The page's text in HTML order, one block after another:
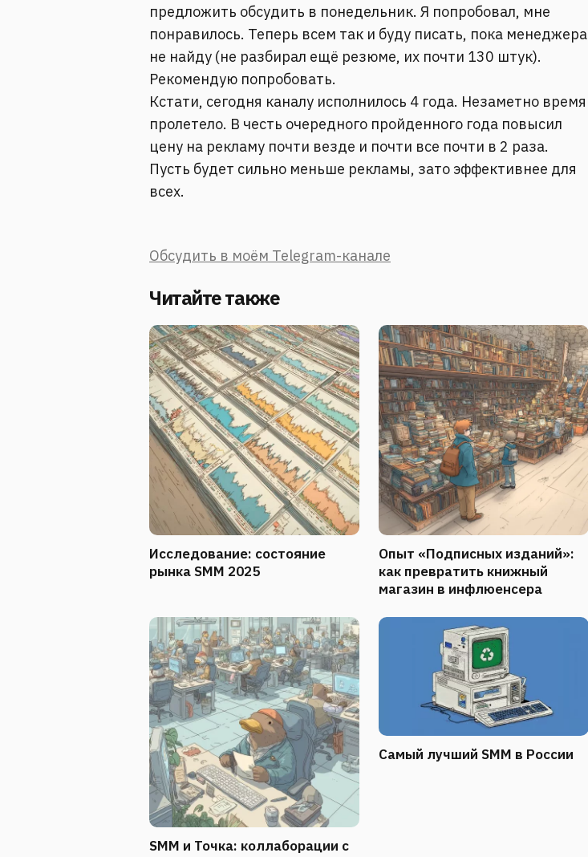
предложить обсудить в понедельник. Я попробовал, мне
понравилось. Теперь всем так и буду писать, пока менеджера
не найду (не разбирал ещё резюме, их почти 130 штук).
Рекомендую попробовать.
Кстати, сегодня каналу исполнилось 4 года. Незаметно время
пролетело. В честь очередного пройденного года повысил
цену на рекламу почти везде и почти все почти в 2 раза.
Пусть будет сильно меньше рекламы, зато эффективнее для
всех.
Обсудить в моём Telegram-канале
Читайте также
Исследование: состояние
рынка SMM 2025
Опыт «Подписных изданий»:
как превратить книжный
магазин в инфлюенсера
SMM и Точка: коллаборации с
Самый лучший SMM в России